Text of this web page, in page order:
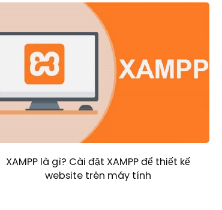
XAMPP là gì? Cài đặt XAMPP để thiết kế
website trên máy tính